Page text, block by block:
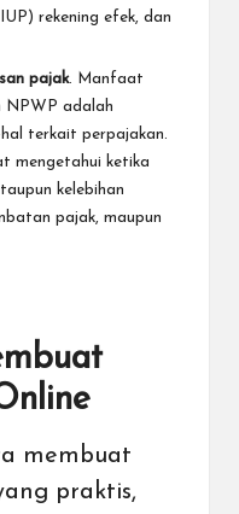
rekening efek, dan
pajak. Manfaat
NPWP adalah
hal terkait perpajakan.
mengetahui ketika
kelebihan
pajak, maupun
membuat
praktis,